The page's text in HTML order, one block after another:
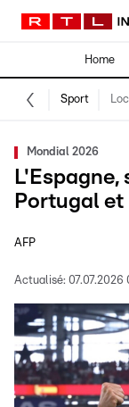
Home
Sport
Mondial 2026
L'Espagne,
Portugal
AFP
Actualisé: 07.07.2026